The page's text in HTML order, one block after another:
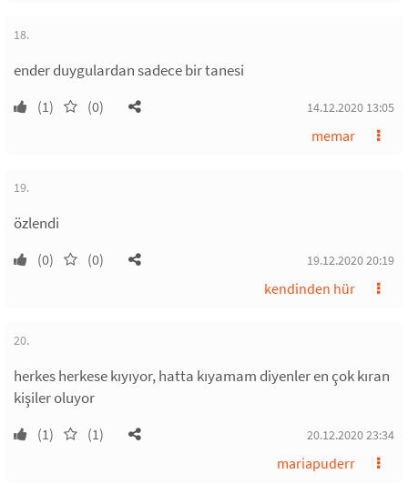
18.
ender duygulardan sadece bir tanesi
(1) (0) 14.12.2020 13:05
memar
19.
özlendi
(0) (0) 19.12.2020 20:19
kendinden hür
20.
herkes herkese kıyıyor, hatta kıyamam diyenler en çok kıran
kişiler oluyor
(1) (1) 20.12.2020 23:34
mariapuderr